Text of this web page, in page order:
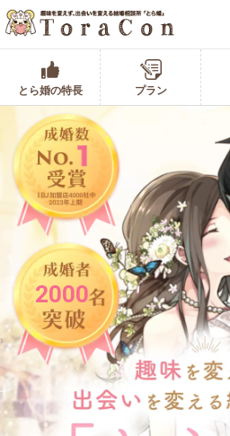
とら婚の特長 プラン
2000